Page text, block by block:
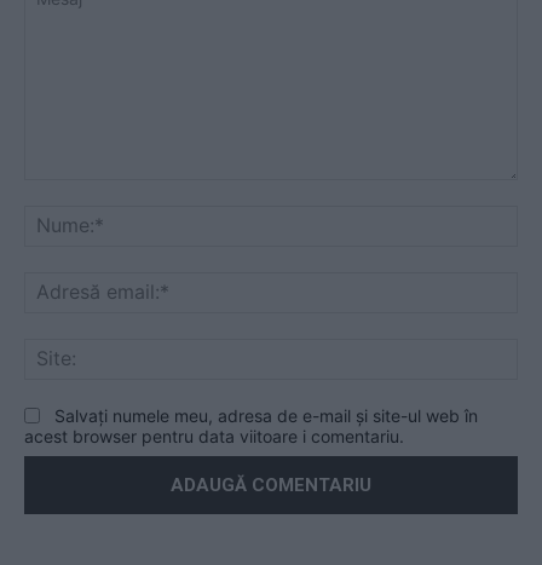
Salvați numele meu, adresa de e-mail și site-ul web în
acest browser pentru data viitoare i comentariu.